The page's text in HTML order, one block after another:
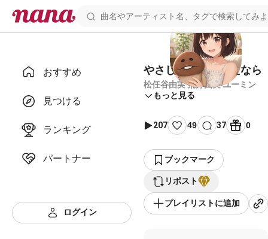
おすすめ
見つける
ランキング
パートナー
ログイン
やさしさに包まれたなら
松任谷由実 荒井由実 ユーミン
もっと見る
207 49 37 0
ブックマーク
リポスト
プレイリストに追加